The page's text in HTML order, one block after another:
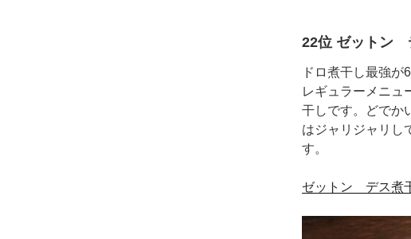
22位 ゼットン
ドロ煮干し最強
レギュラーメニュ
干しです。どでか
はジャリジャリし
す。
ゼットン デス煮